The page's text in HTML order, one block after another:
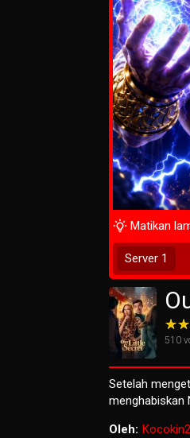
Tunggu
Matikan
Server 1
510
Setelah
menghabiskan
Oleh: